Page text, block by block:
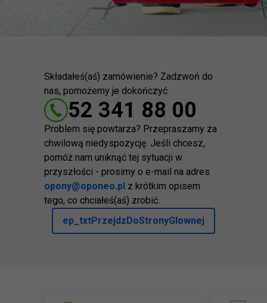
Składałeś(aś) zamówienie? Zadzwoń do
nas, pomożemy je dokończyć.
52 341 88 00
Problem się powtarza? Przepraszamy za
chwilową niedyspozycję. Jeśli chcesz,
pomóż nam uniknąć tej sytuacji w
przyszłości - prosimy o e-mail na adres
opony@oponeo.pl z krótkim opisem
tego, co chciałeś(aś) zrobić.
ep_txtPrzejdzDoStronyGlownej